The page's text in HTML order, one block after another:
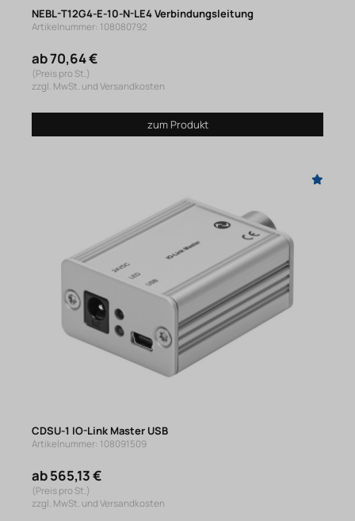
NEBL-T12G4-E-10-N-LE4 Verbindungsleitung
Artikelnummer: 108080792
ab 70,64 €
(Preis pro St.)
zzgl. MwSt. und Versandkosten
zum Produkt
CDSU-1 IO-Link Master USB
Artikelnummer: 108091509
ab 565,13 €
(Preis pro St.)
zzgl. MwSt. und Versandkosten